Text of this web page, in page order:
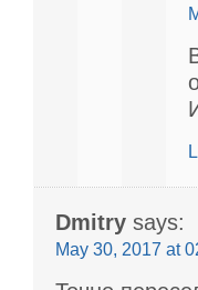
Dmitry says:
May 30, 2017 at